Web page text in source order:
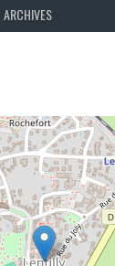
ARCHIVES